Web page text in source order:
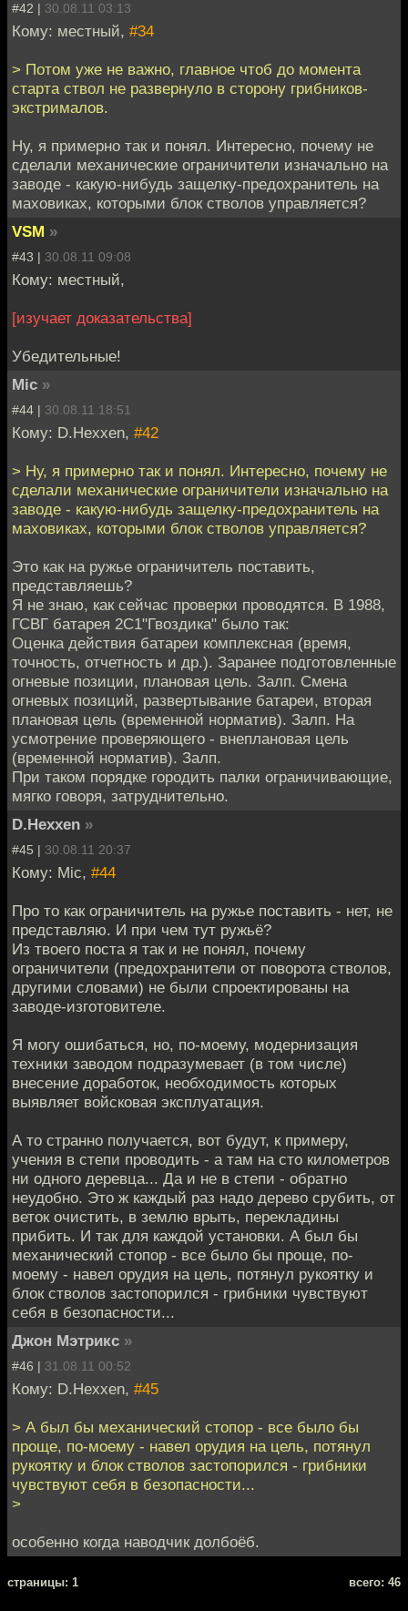
#42 | 30.08.11 03:13
Кому: местный, #34
> Потом уже не важно, главное чтоб до момента
старта ствол не развернуло в сторону грибников-
экстрималов.
Ну, я примерно так и понял. Интересно, почему не
сделали механические ограничители изначально на
заводе - какую-нибудь защелку-предохранитель на
маховиках, которыми блок стволов управляется?
VSM »
#43 | 30.08.11 09:08
Кому: местный,
[изучает доказательства]
Убедительные!
Mic »
#44 | 30.08.11 18:51
Кому: D.Hexxen, #42
> Ну, я примерно так и понял. Интересно, почему не
сделали механические ограничители изначально на
заводе - какую-нибудь защелку-предохранитель на
маховиках, которыми блок стволов управляется?
Это как на ружье ограничитель поставить,
представляешь?
Я не знаю, как сейчас проверки проводятся. В 1988,
ГСВГ батарея 2С1"Гвоздика" было так:
Оценка действия батареи комплексная (время,
точность, отчетность и др.). Заранее подготовленные
огневые позиции, плановая цель. Залп. Смена
огневых позиций, развертывание батареи, вторая
плановая цель (временной норматив). Залп. На
усмотрение проверяющего - внеплановая цель
(временной норматив). Залп.
При таком порядке городить палки ограничивающие,
мягко говоря, затруднительно.
D.Hexxen »
#45 | 30.08.11 20:37
Кому: Mic, #44
Про то как ограничитель на ружье поставить - нет, не
представляю. И при чем тут ружьё?
Из твоего поста я так и не понял, почему
ограничители (предохранители от поворота стволов,
другими словами) не были спроектированы на
заводе-изготовителе.
Я могу ошибаться, но, по-моему, модернизация
техники заводом подразумевает (в том числе)
внесение доработок, необходимость которых
выявляет войсковая эксплуатация.
А то странно получается, вот будут, к примеру,
учения в степи проводить - а там на сто километров
ни одного деревца... Да и не в степи - обратно
неудобно. Это ж каждый раз надо дерево срубить, от
веток очистить, в землю врыть, перекладины
прибить. И так для каждой установки. А был бы
механический стопор - все было бы проще, по-
моему - навел орудия на цель, потянул рукоятку и
блок стволов застопорился - грибники чувствуют
себя в безопасности...
Джон Мэтрикс »
#46 | 31.08.11 00:52
Кому: D.Hexxen, #45
> А был бы механический стопор - все было бы
проще, по-моему - навел орудия на цель, потянул
рукоятку и блок стволов застопорился - грибники
чувствуют себя в безопасности...
>
особенно когда наводчик долбоёб.
cтраницы: 1 всего: 46